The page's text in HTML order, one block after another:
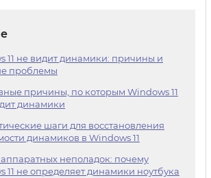
11 не видит динамики: причины и
проблемы
причины, по которым Windows 11
динамики
шаги для восстановления
динамиков в Windows 11
неполадок: почему
11 не определяет динамики ноутбука